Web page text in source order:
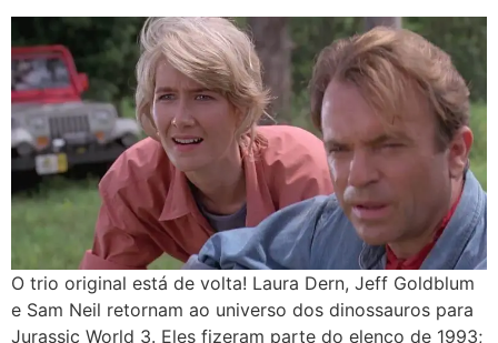
O trio original está de volta! Laura Dern, Jeff Goldblum
e Sam Neil retornam ao universo dos dinossauros para
Jurassic World 3. Eles fizeram parte do elenco de 1993;